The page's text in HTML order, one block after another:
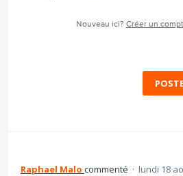
Nouveau ici? Créer un
Raphael Malo commenté · lundi 18